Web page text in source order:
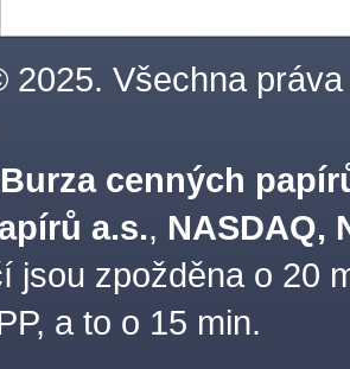
2025. Všechna práva
Burza cenných
a.s., NASDAQ,
jsou zpožděna o 20
a to o 15 min.